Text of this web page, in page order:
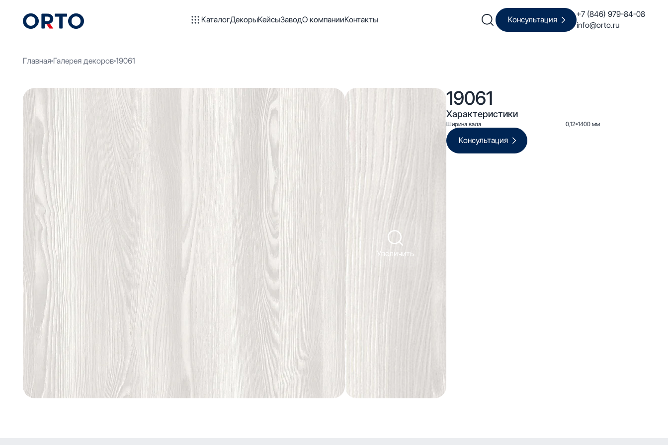
КаталогДекорыКейсыЗаводО компанииКонтакты Консультация
+7 (846) 979-84-08
info@orto.ru
Главная Галерея декоров 19061
Увеличить
19061
Характеристики
Ширина вала 0,12*1400 мм
Консультация